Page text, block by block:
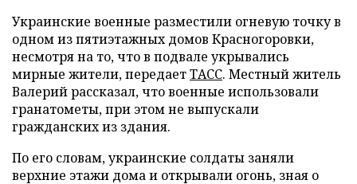
Украинские военные разместили огневую точку в
одном из пятиэтажных домов Красногоровки,
несмотря на то, что в подвале укрывались
мирные жители, передаетТАСС. Местный житель
Валерий рассказал, что военные использовали
гранатометы, при этом не выпускали
гражданских из здания.
По его словам, украинские солдаты заняли
верхние этажи дома и открывали огонь, зная о